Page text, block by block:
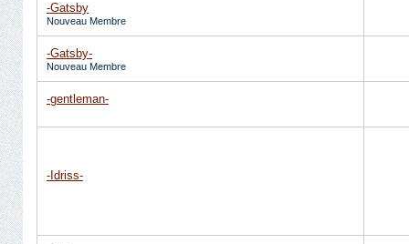
-Gatsby
Nouveau Membre
-Gatsby-
Nouveau Membre
-gentleman-
-Idriss-